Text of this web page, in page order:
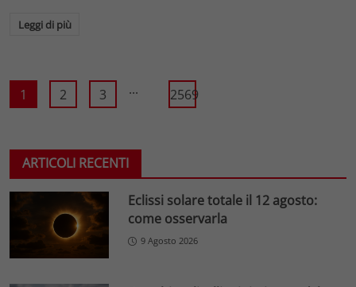
Leggi di più
1 2 3 ... 2569
ARTICOLI RECENTI
Eclissi solare totale il 12 agosto:
come osservarla
9 Agosto 2026